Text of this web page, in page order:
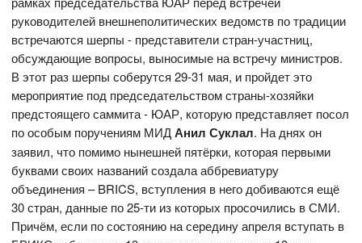
руководителей внешнеполитических ведомств по традиции
встречаются шерпы - представители стран-участниц,
обсуждающие вопросы, выносимые на встречу министров.
В этот раз шерпы соберутся 29-31 мая, и пройдет это
мероприятие под председательством страны-хозяйки
предстоящего саммита - ЮАР, которую представляет посол
по особым поручениям МИДАнил Суклал. На днях он
заявил, что помимо нынешней пятёрки, которая первыми
буквами своих названий создала аббревиатуру
объединения – BRICS, вступления в него добиваются ещё
30 стран, данные по 25-ти из которых просочились в СМИ.
Причём, если по состоянию на середину апреля вступать в